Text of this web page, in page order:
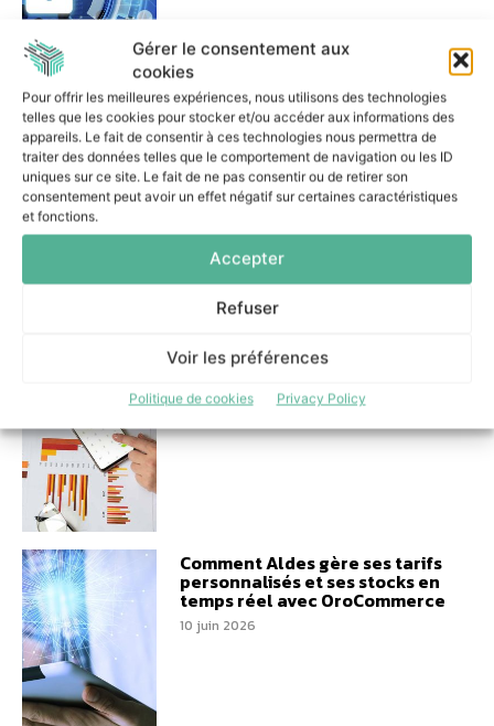
Gérer le consentement aux
cookies
Pour offrir les meilleures expériences, nous utilisons des technologies
telles que les cookies pour stocker et/ou accéder aux informations des
appareils. Le fait de consentir à ces technologies nous permettra de
traiter des données telles que le comportement de navigation ou les ID
uniques sur ce site. Le fait de ne pas consentir ou de retirer son
consentement peut avoir un effet négatif sur certaines caractéristiques
et fonctions.
Accepter
Refuser
Voir les préférences
Politique de cookies Privacy Policy
Serious games et campagnes
ciblées : la stratégie cyber de
la Ville de Lille
16 juin 2026
PKO Leasing réduit les tâches
manuelles et renforce sa
11 juin 2026
Comment Aldes gère ses tarifs
personnalisés et ses stocks en
temps réel avec OroCommerce
10 juin 2026